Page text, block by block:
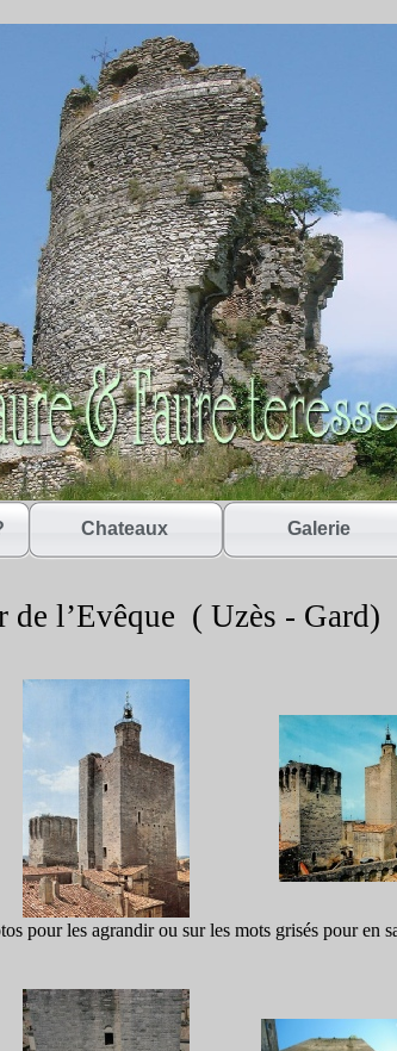
Chateaux Galerie
de l’Evêque ( Uzès - Gard)
pour les agrandir ou sur les mots grisés pour en